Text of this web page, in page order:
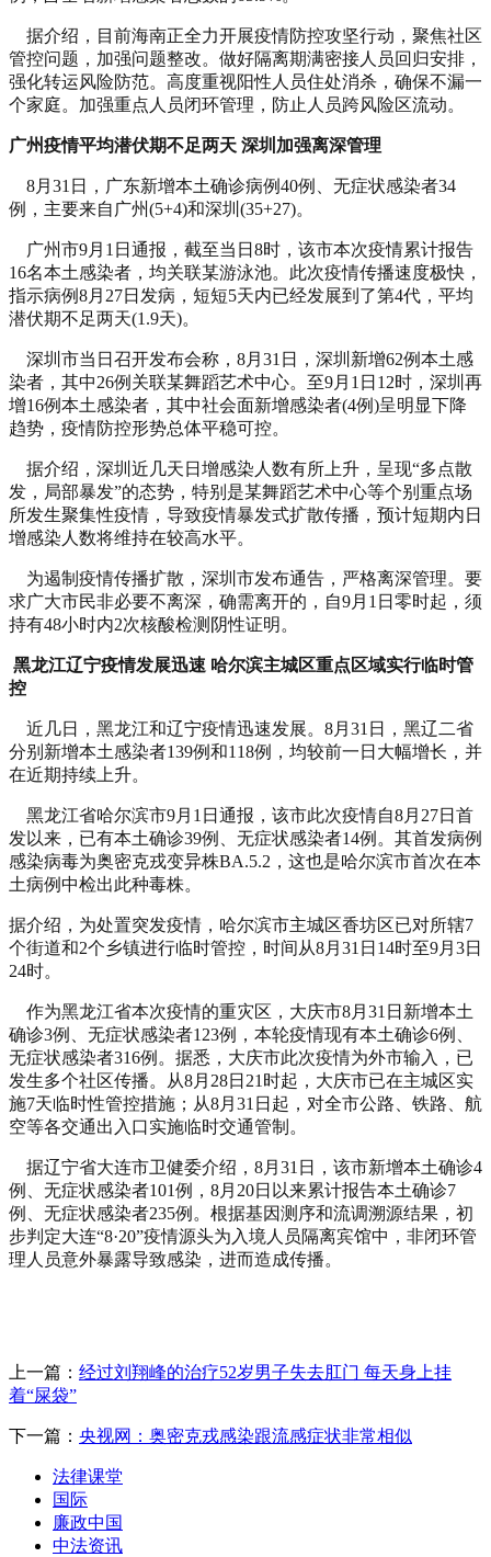
据介绍，目前海南正全力开展疫情防控攻坚行动，聚焦社区
管控问题，加强问题整改。做好隔离期满密接人员回归安排，
强化转运风险防范。高度重视阳性人员住处消杀，确保不漏一
个家庭。加强重点人员闭环管理，防止人员跨风险区流动。
广州疫情平均潜伏期不足两天 深圳加强离深管理
8月31日，广东新增本土确诊病例40例、无症状感染者34
例，主要来自广州(5+4)和深圳(35+27)。
广州市9月1日通报，截至当日8时，该市本次疫情累计报告
16名本土感染者，均关联某游泳池。此次疫情传播速度极快，
指示病例8月27日发病，短短5天内已经发展到了第4代，平均
潜伏期不足两天(1.9天)。
深圳市当日召开发布会称，8月31日，深圳新增62例本土感
染者，其中26例关联某舞蹈艺术中心。至9月1日12时，深圳再
增16例本土感染者，其中社会面新增感染者(4例)呈明显下降
趋势，疫情防控形势总体平稳可控。
据介绍，深圳近几天日增感染人数有所上升，呈现“多点散
发，局部暴发”的态势，特别是某舞蹈艺术中心等个别重点场
所发生聚集性疫情，导致疫情暴发式扩散传播，预计短期内日
增感染人数将维持在较高水平。
为遏制疫情传播扩散，深圳市发布通告，严格离深管理。要
求广大市民非必要不离深，确需离开的，自9月1日零时起，须
持有48小时内2次核酸检测阴性证明。
黑龙江辽宁疫情发展迅速 哈尔滨主城区重点区域实行临时管
控
近几日，黑龙江和辽宁疫情迅速发展。8月31日，黑辽二省
分别新增本土感染者139例和118例，均较前一日大幅增长，并
在近期持续上升。
黑龙江省哈尔滨市9月1日通报，该市此次疫情自8月27日首
发以来，已有本土确诊39例、无症状感染者14例。其首发病例
感染病毒为奥密克戎变异株BA.5.2，这也是哈尔滨市首次在本
土病例中检出此种毒株。
据介绍，为处置突发疫情，哈尔滨市主城区香坊区已对所辖7
个街道和2个乡镇进行临时管控，时间从8月31日14时至9月3日
24时。
作为黑龙江省本次疫情的重灾区，大庆市8月31日新增本土
确诊3例、无症状感染者123例，本轮疫情现有本土确诊6例、
无症状感染者316例。据悉，大庆市此次疫情为外市输入，已
发生多个社区传播。从8月28日21时起，大庆市已在主城区实
施7天临时性管控措施；从8月31日起，对全市公路、铁路、航
空等各交通出入口实施临时交通管制。
据辽宁省大连市卫健委介绍，8月31日，该市新增本土确诊4
例、无症状感染者101例，8月20日以来累计报告本土确诊7
例、无症状感染者235例。根据基因测序和流调溯源结果，初
步判定大连“8·20”疫情源头为入境人员隔离宾馆中，非闭环管
理人员意外暴露导致感染，进而造成传播。
上一篇： 经过刘翔峰的治疗52岁男子失去肛门 每天身上挂
着“屎袋”
下一篇： 央视网：奥密克戎感染跟流感症状非常相似
法律课堂
国际
廉政中国
中法资讯